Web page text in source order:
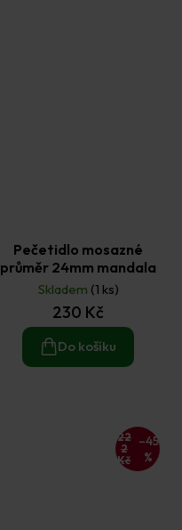
Pečetidlo mosazné
průměr 24mm mandala
Skladem (1 ks)
230 Kč
Do košíku
22
2
Kč
–45
%